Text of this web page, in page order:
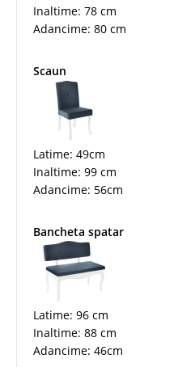
Inaltime: 78 cm
Adancime: 80 cm
Scaun
Latime: 49cm
Inaltime: 99 cm
Adancime: 56cm
Bancheta spatar
Latime: 96 cm
Inaltime: 88 cm
Adancime: 46cm